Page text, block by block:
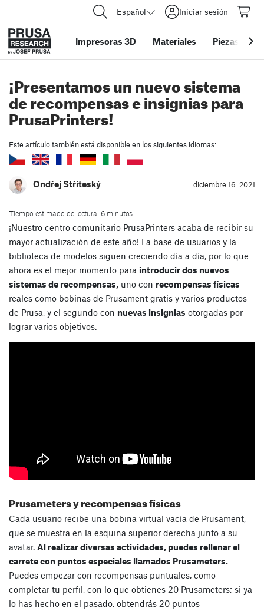
Español Iniciar sesión
Impresoras 3D Materiales Piezas y
¡Presentamos un nuevo sistema
de recompensas e insignias para
PrusaPrinters!
Este artículo también está disponible en los siguientes idiomas:
Ondřej Stříteský diciembre 16. 2021
Tiempo estimado de lectura: 6 minutos
¡Nuestro centro comunitario PrusaPrinters acaba de recibir su
mayor actualización de este año! La base de usuarios y la
biblioteca de modelos siguen creciendo día a día, por lo que
ahora es el mejor momento para introducir dos nuevos
sistemas de recompensas, uno con recompensas físicas
reales como bobinas de Prusament gratis y varios productos
de Prusa, y el segundo con nuevas insignias otorgadas por
lograr varios objetivos.
Prusameters y recompensas físicas
Cada usuario recibe una bobina virtual vacía de Prusament,
que se muestra en la esquina superior derecha junto a su
avatar. Al realizar diversas actividades, puedes rellenar el
carrete con puntos especiales llamados Prusameters.
Puedes empezar con recompensas puntuales, como
completar tu perfil, con lo que obtienes 20 Prusameters; si ya
lo has hecho en el pasado, obtendrás 20 puntos